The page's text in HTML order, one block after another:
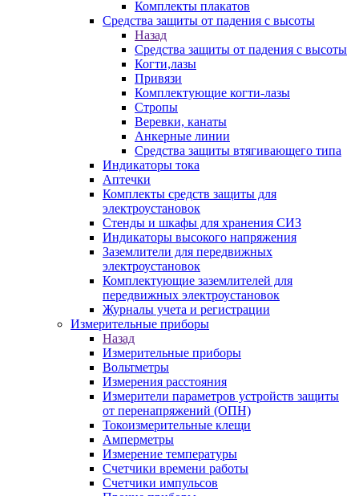
Комплекты плакатов
Средства защиты от падения с высоты
Назад
Средства защиты от падения с высоты
Когти,лазы
Привязи
Комплектующие когти-лазы
Стропы
Веревки, канаты
Анкерные линии
Средства защиты втягивающего типа
Индикаторы тока
Аптечки
Комплекты средств защиты для
электроустановок
Стенды и шкафы для хранения СИЗ
Индикаторы высокого напряжения
Заземлители для передвижных
электроустановок
Комплектующие заземлителей для
передвижных электроустановок
Журналы учета и регистрации
Измерительные приборы
Назад
Измерительные приборы
Вольтметры
Измерения расстояния
Измерители параметров устройств защиты
от перенапряжений (ОПН)
Токоизмерительные клещи
Амперметры
Измерение температуры
Счетчики времени работы
Счетчики импульсов